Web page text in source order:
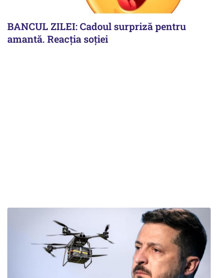
BANCUL ZILEI: Cadoul surpriză pentru
amantă. Reacția soției